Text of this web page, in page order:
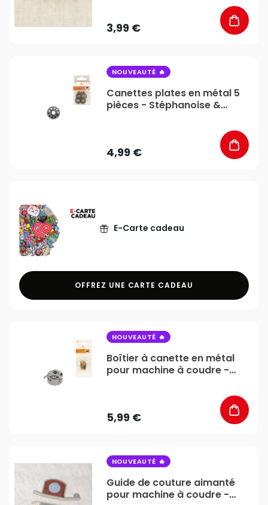
3,99 €
NOUVEAUTÉ
Canettes plates en métal 5
pièces - Stéphanoise &
4,99 €
E-Carte cadeau
OFFREZ UNE CARTE CADEAU
NOUVEAUTÉ
Boîtier à canette en métal
pour machine à coudre -
5,99 €
NOUVEAUTÉ
Guide de couture aimanté
pour machine à coudre -